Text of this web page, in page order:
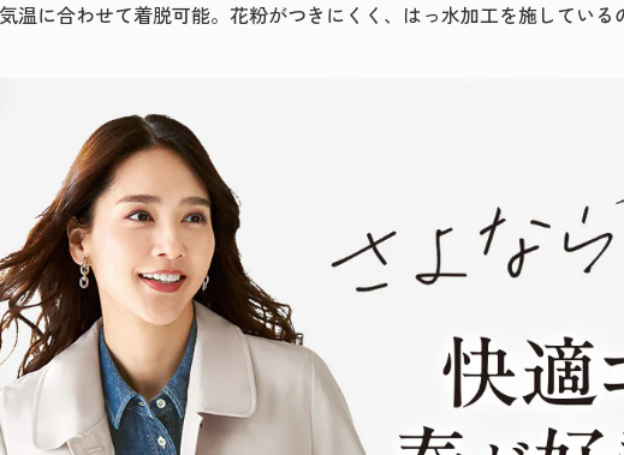
温に合わせて着脱可能。花粉がつきにくく、はっ水加工を施している